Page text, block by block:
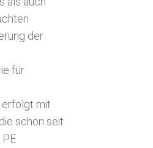
der
für
mit
schon seit